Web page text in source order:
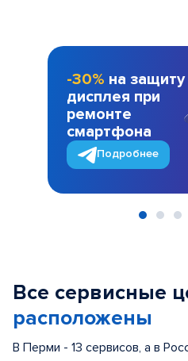
-30% на защиту
дисплея при
ремонте
смартфона
Подробнее
Все сервисные
расположены
В Перми - 13 сервисов, а в